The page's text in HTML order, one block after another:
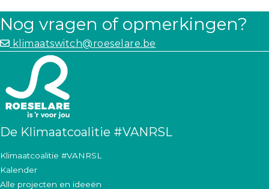
Nog vragen of opmerkingen?
klimaatswitch@roeselare.be
De Klimaatcoalitie #VANRSL
Klimaatcoalitie #VANRSL
Kalender
Alle projecten en ideeën